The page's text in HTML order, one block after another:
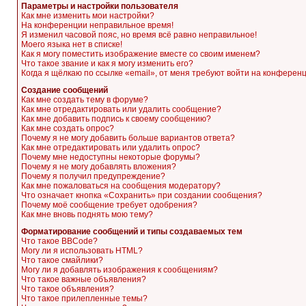
Параметры и настройки пользователя
Как мне изменить мои настройки?
На конференции неправильное время!
Я изменил часовой пояс, но время всё равно неправильное!
Моего языка нет в списке!
Как я могу поместить изображение вместе со своим именем?
Что такое звание и как я могу изменить его?
Когда я щёлкаю по ссылке «email», от меня требуют войти на
Создание сообщений
Как мне создать тему в форуме?
Как мне отредактировать или удалить сообщение?
Как мне добавить подпись к своему сообщению?
Как мне создать опрос?
Почему я не могу добавить больше вариантов ответа?
Как мне отредактировать или удалить опрос?
Почему мне недоступны некоторые форумы?
Почему я не могу добавлять вложения?
Почему я получил предупреждение?
Как мне пожаловаться на сообщения модератору?
Что означает кнопка «Сохранить» при создании сообщения?
Почему моё сообщение требует одобрения?
Как мне вновь поднять мою тему?
Форматирование сообщений и типы создаваемых тем
Что такое BBCode?
Могу ли я использовать HTML?
Что такое смайлики?
Могу ли я добавлять изображения к сообщениям?
Что такое важные объявления?
Что такое объявления?
Что такое прилепленные темы?